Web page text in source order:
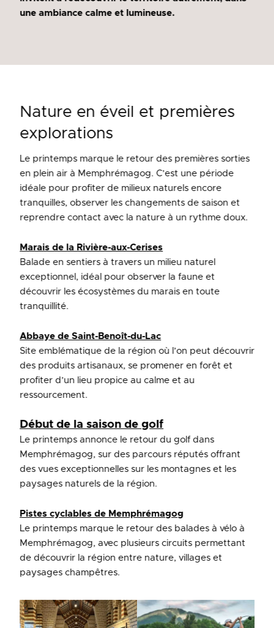
une ambiance calme et lumineuse.
Nature en éveil et premières
explorations
Le printemps marque le retour des premières sorties
en plein air à Memphrémagog. C’est une période
idéale pour profiter de milieux naturels encore
tranquilles, observer les changements de saison et
reprendre contact avec la nature à un rythme doux.
Marais de la Rivière-aux-Cerises
Balade en sentiers à travers un milieu naturel
exceptionnel, idéal pour observer la faune et
découvrir les écosystèmes du marais en toute
tranquillité.
Abbaye de Saint-Benoît-du-Lac
Site emblématique de la région où l’on peut découvrir
des produits artisanaux, se promener en forêt et
profiter d’un lieu propice au calme et au
ressourcement.
Début de la saison de golf
Le printemps annonce le retour du golf dans
Memphrémagog, sur des parcours réputés offrant
des vues exceptionnelles sur les montagnes et les
paysages naturels de la région.
Pistes cyclables de Memphrémagog
Le printemps marque le retour des balades à vélo à
Memphrémagog, avec plusieurs circuits permettant
de découvrir la région entre nature, villages et
paysages champêtres.